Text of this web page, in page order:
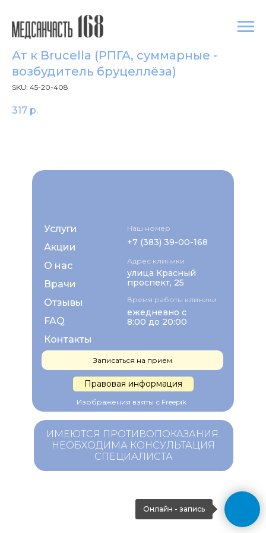
Ат к Brucella (РПГА, суммарные -
возбудитель бруцеллёза)
SKU: 45-20-408
317 р.
Услуги
Правовая информация
Акции
Врачи
О нас
+7 (383) 39-00-168
Отзывы
FAQ
Контакты
Наш номер
ежедневно с
8:00 до 20:00
Время работы клиники
Адрес клиники
улица Красный
проспект, 25
Записаться на прием
Изображения взяты с Freepik
ИМЕЮТСЯ ПРОТИВОПОКАЗАНИЯ.
НЕОБХОДИМА КОНСУЛЬТАЦИЯ
СПЕЦИАЛИСТА
Онлайн - запись